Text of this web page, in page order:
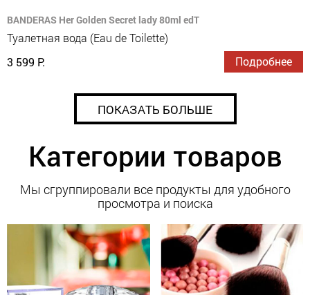
BANDERAS Her Golden Secret lady 80ml edT
Туалетная вода (Eau de Toilette)
3 599 Р.
Подробнее
ПОКАЗАТЬ БОЛЬШЕ
Категории товаров
Мы сгруппировали все продукты для удобного
просмотра и поиска